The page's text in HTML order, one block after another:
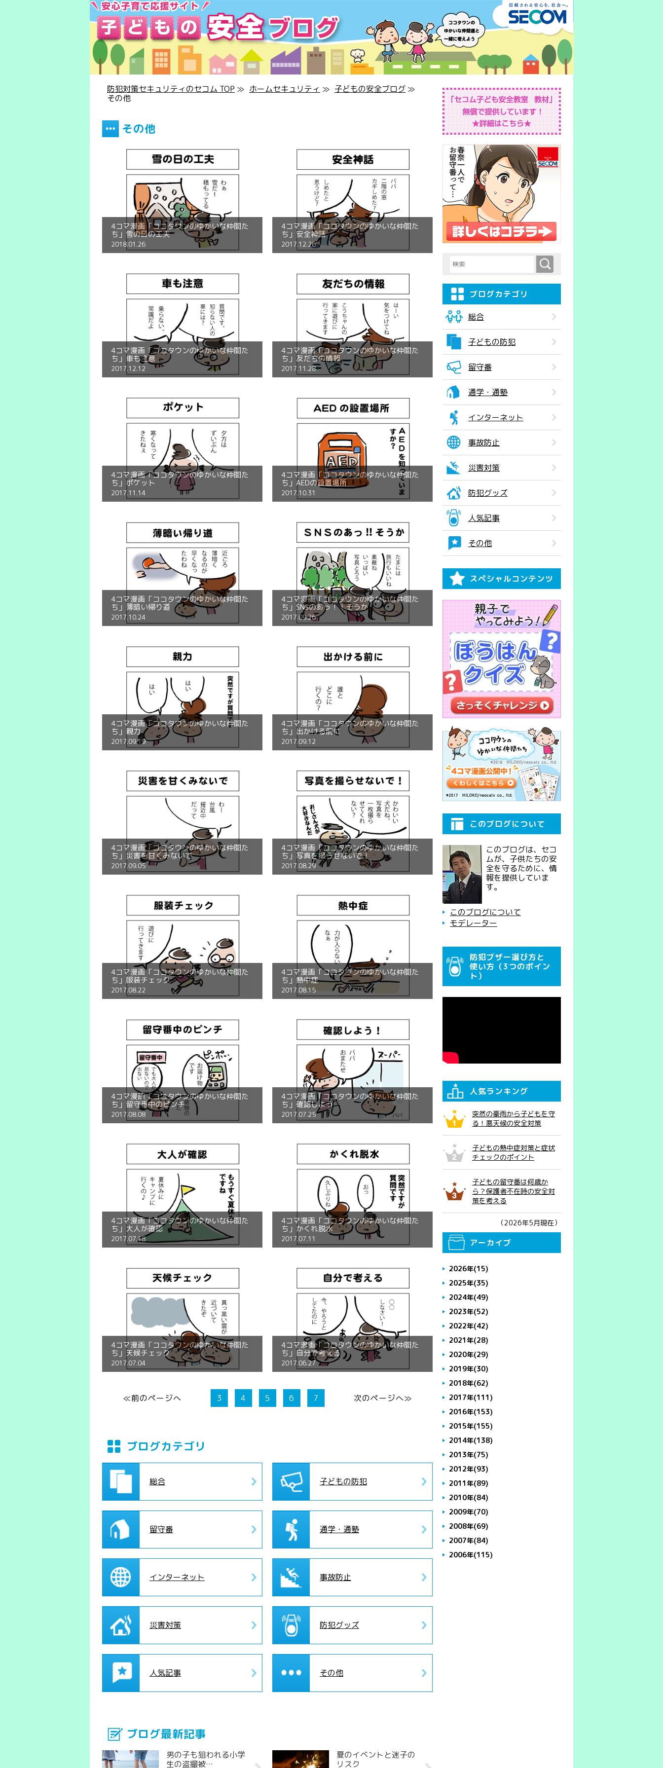
防犯対策セキュリティのセコム TOP ≫ ホームセキュリティ ≫ 子どもの安全ブログ ≫
その他
その他
4コマ漫画「ココタウンのゆかいな仲間た
ち」雪の日の工夫
2018.01.26
4コマ漫画「ココタウンのゆかいな仲間た
ち」安全神話
2017.12.26
4コマ漫画「ココタウンのゆかいな仲間た
ち」車も注意
2017.12.12
4コマ漫画「ココタウンのゆかいな仲間た
ち」友だちの情報
2017.11.28
4コマ漫画「ココタウンのゆかいな仲間た
ち」ポケット
2017.11.14
4コマ漫画「ココタウンのゆかいな仲間た
ち」AEDの設置場所
2017.10.31
4コマ漫画「ココタウンのゆかいな仲間た
ち」薄暗い帰り道
2017.10.24
4コマ漫画「ココタウンのゆかいな仲間た
ち」SNSのあっ！！そうか
2017.09.26
4コマ漫画「ココタウンのゆかいな仲間た
ち」親力
2017.09.19
4コマ漫画「ココタウンのゆかいな仲間た
ち」出かける前に
2017.09.12
4コマ漫画「ココタウンのゆかいな仲間た
ち」災害を甘くみないで
2017.09.05
4コマ漫画「ココタウンのゆかいな仲間た
ち」写真を撮らせないで！
2017.08.29
4コマ漫画「ココタウンのゆかいな仲間た
ち」服装チェック
2017.08.22
4コマ漫画「ココタウンのゆかいな仲間た
ち」熱中症
2017.08.15
4コマ漫画「ココタウンのゆかいな仲間た
ち」留守番中のピンチ
2017.08.08
4コマ漫画「ココタウンのゆかいな仲間た
ち」確認しよう
2017.07.25
4コマ漫画「ココタウンのゆかいな仲間た
ち」大人が確認
2017.07.18
4コマ漫画「ココタウンのゆかいな仲間た
ち」かくれ脱水
2017.07.11
4コマ漫画「ココタウンのゆかいな仲間た
ち」天候チェック
2017.07.04
4コマ漫画「ココタウンのゆかいな仲間た
ち」自分で考える
2017.06.27
≪前のページへ 3 4 5 6 7 次のページへ≫
ブログカテゴリ
総合 子どもの防犯
留守番 通学・通塾
インターネット 事故防止
災害対策 防犯グッズ
人気記事 その他
ブログ最新記事
男の子も狙われる小学
生の盗撮被…
夏のイベントと迷子の
リスク
検索キーワード入力 検索
ブログカテゴリ
総合
子どもの防犯
留守番
通学・通塾
インターネット
事故防止
災害対策
防犯グッズ
人気記事
その他
スペシャルコンテンツ
このブログについて
このブログは、セコ
ムが、子供たちの安
全を守るために、情
報を提供していま
す。
このブログについて
モデレーター
防犯ブザー選び方と
使い方（3つのポイン
ト）
人気ランキング
突然の豪雨から子どもを守
る！悪天候の安全対策
子どもの熱中症対策と症状
チェックのポイント
子どもの留守番は何歳か
ら？保護者不在時の安全対
策を考える
（2026年5月現在）
アーカイブ
2026年(15)
2025年(35)
2024年(49)
2023年(52)
2022年(42)
2021年(28)
2020年(29)
2019年(30)
2018年(62)
2017年(111)
2016年(153)
2015年(155)
2014年(138)
2013年(75)
2012年(93)
2011年(89)
2010年(84)
2009年(70)
2008年(69)
2007年(84)
2006年(115)